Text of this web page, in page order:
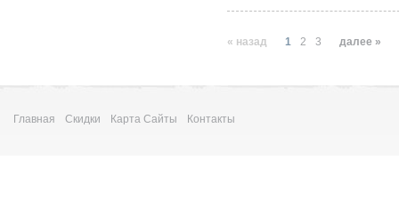
« назад 1 2 3 далее »
Главная Скидки Карта Сайты Контакты